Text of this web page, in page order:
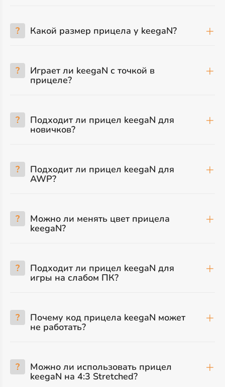
? Какой размер прицела у keegaN?
? Играет ли keegaN с точкой в
прицеле?
? Подходит ли прицел keegaN для
новичков?
? Подходит ли прицел keegaN для
AWP?
? Можно ли менять цвет прицела
keegaN?
? Подходит ли прицел keegaN для
игры на слабом ПК?
? Почему код прицела keegaN может
не работать?
? Можно ли использовать прицел
keegaN на 4:3 Stretched?